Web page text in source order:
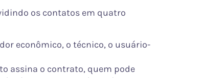
os contatos em quatro
econômico, o técnico, o usuário-
assina o contrato, quem pode